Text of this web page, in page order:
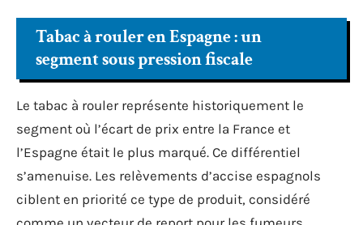
Tabac à rouler en Espagne : un
segment sous pression fiscale
Le tabac à rouler représente historiquement le
segment où l’écart de prix entre la France et
l’Espagne était le plus marqué. Ce différentiel
s’amenuise. Les relèvements d’accise espagnols
ciblent en priorité ce type de produit, considéré